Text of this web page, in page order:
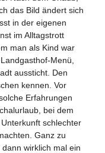
das Bild ändert sich
in der eigenen
im Alltagstrott
man als Kind war
Menü,
aussticht. Den
kennen. Vor
Erfahrungen
bei dem
schlechter
Ganz zu
wirklich mal ein